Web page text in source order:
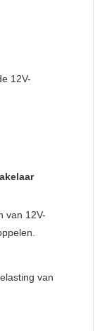
12V-
van 12V-
van